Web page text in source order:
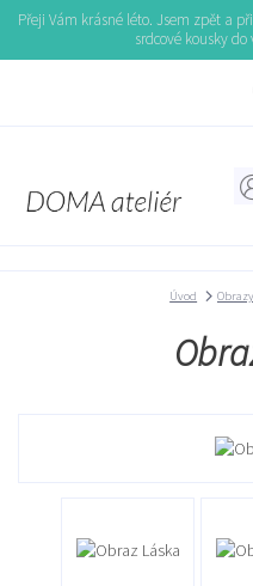
Přeji Vám krásné léto. Jsem zpět a
srdcové kousky do
Úvod